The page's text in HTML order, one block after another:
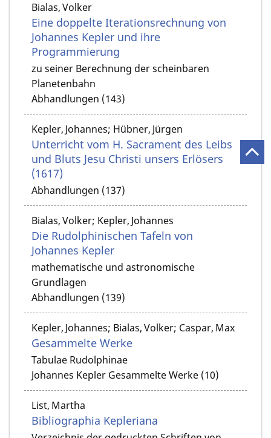
Bialas, Volker
Eine doppelte Iterationsrechnung von
Johannes Kepler und ihre
Programmierung
zu seiner Berechnung der scheinbaren
Planetenbahn
Abhandlungen (143)
Kepler, Johannes; Hübner, Jürgen
Unterricht vom H. Sacrament des Leibs
und Bluts Jesu Christi unsers Erlösers
(1617)
Abhandlungen (137)
Bialas, Volker; Kepler, Johannes
Die Rudolphinischen Tafeln von
Johannes Kepler
mathematische und astronomische
Grundlagen
Abhandlungen (139)
Kepler, Johannes; Bialas, Volker; Caspar, Max
Gesammelte Werke
Tabulae Rudolphinae
Johannes Kepler Gesammelte Werke (10)
List, Martha
Bibliographia Kepleriana